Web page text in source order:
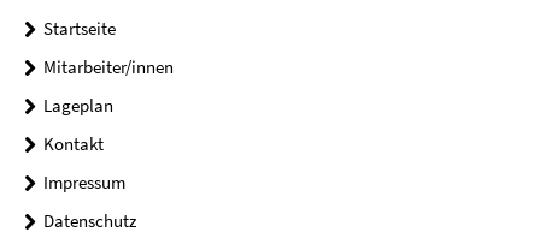
Startseite
Mitarbeiter/innen
Lageplan
Kontakt
Impressum
Datenschutz